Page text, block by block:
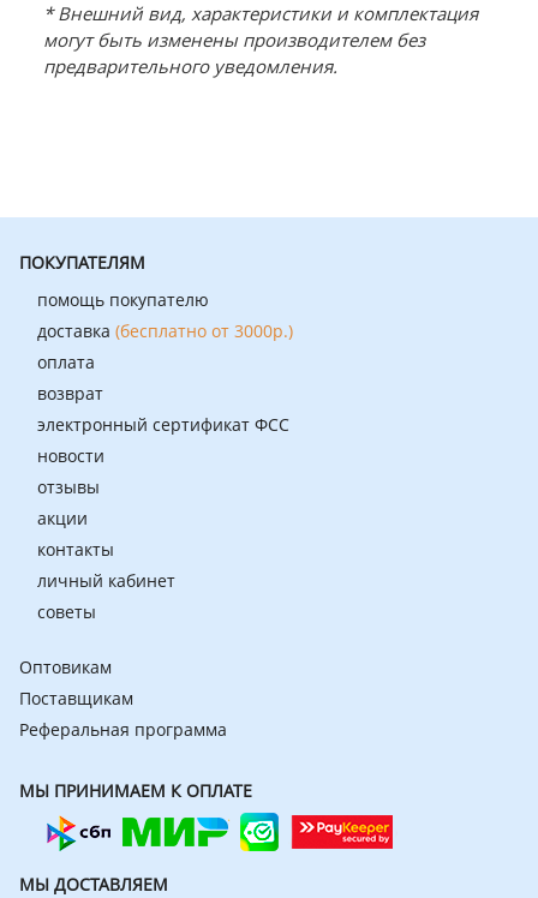
* Внешний вид, характеристики и комплектация
могут быть изменены производителем без
предварительного уведомления.
ПОКУПАТЕЛЯМ
помощь покупателю
доставка (бесплатно от 3000р.)
оплата
возврат
электронный сертификат ФСС
новости
отзывы
акции
контакты
личный кабинет
советы
Оптовикам
Поставщикам
Реферальная программа
МЫ ПРИНИМАЕМ К ОПЛАТЕ
МЫ ДОСТАВЛЯЕМ